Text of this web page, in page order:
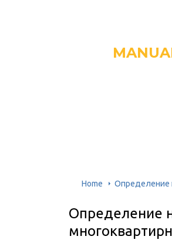
Home Определение
Определение